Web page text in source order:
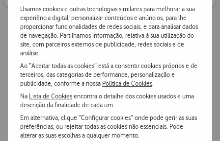
Usamos cookies e outras tecnologias similares para melhorar a sua
experiência digital, personalizar conteúdos e anúncios, para lhe
proporcionar funcionalidades de redes sociais, e para analisar dados
de navegação. Partilhamos informação, relativa à sua utilização do
site, com parceiros externos de publicidade, redes sociais e de
análise.
Ao “Aceitar todas as cookies” está a consentir cookies próprios e de
terceiros, das categorias de performance, personalização e
publicidade, conforme a nossa Política de Cookies
Na Lista de Cookiesencontra o detalhe dos cookies usados e uma
descrição da finalidade de cada um.
Em alternativa, clique “Configurar cookies” onde pode gerir as suas
preferências, ou rejeitar todas as cookies não essenciais. Pode
alterar as suas escolhas a qualquer momento.
Vantagens Vodafone.pt
14 dias para devoluções
Pode devolver gratuitamente qualquer produto numa das
Entrega grátise ultrarápida
Encomende hoje antes das 16h e receba no dia útil
seguinteou receba em loja.